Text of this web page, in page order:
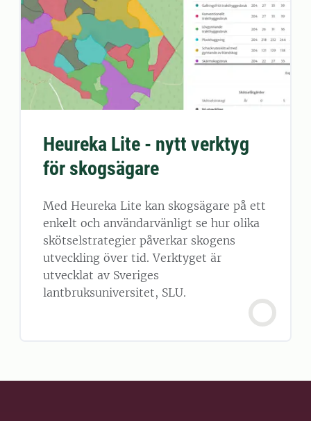
Heureka Lite - nytt verktyg
för skogsägare
Med Heureka Lite kan skogsägare på ett
enkelt och användarvänligt se hur olika
skötselstrategier påverkar skogens
utveckling över tid. Verktyget är
utvecklat av Sveriges
lantbruksuniversitet, SLU.